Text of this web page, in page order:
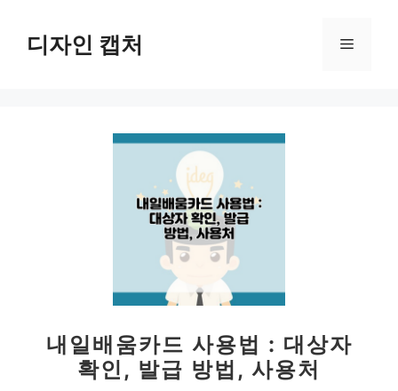
디자인 캡처 메
내일배움카드 사용법 : 대상자
확인, 발급 방법, 사용처